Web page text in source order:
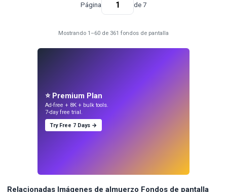
Página de 7
Mostrando 1–60 de 361 fondos de pantalla
⭐ Premium Plan
Ad-free + 8K + bulk tools.
7-day free trial.
Try Free 7 Days →
Relacionadas Imágenes de almuerzo Fondos de pantalla